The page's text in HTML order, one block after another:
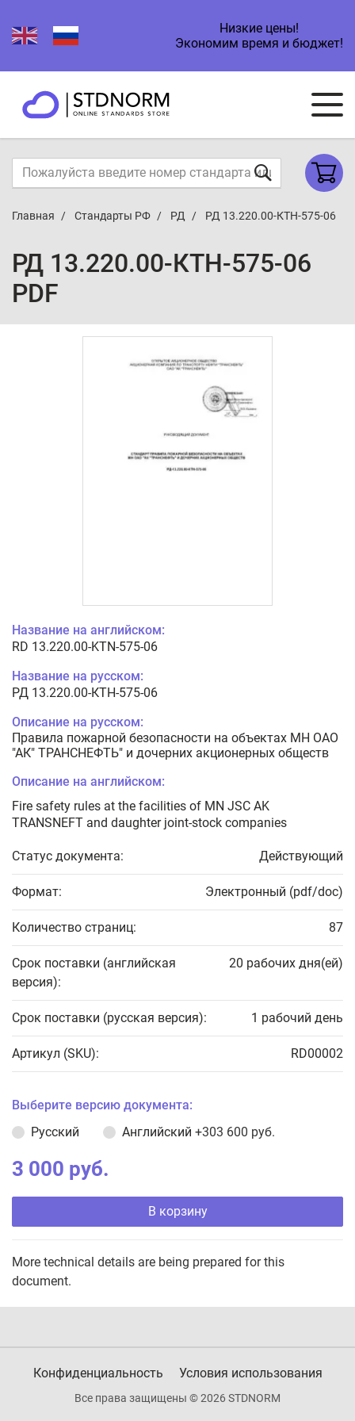
Низкие цены!
Экономим время и бюджет!
Главная Стандарты РФ РД РД 13.220.00-КТН-575-06
РД 13.220.00-КТН-575-06
PDF
Название на английском:
RD 13.220.00-KTN-575-06
Название на русском:
РД 13.220.00-КТН-575-06
Описание на русском:
Правила пожарной безопасности на объектах МН ОАО
"АК" ТРАНСНЕФТЬ" и дочерних акционерных обществ
Описание на английском:
Fire safety rules at the facilities of MN JSC AK
TRANSNEFT and daughter joint-stock companies
Статус документа: Действующий
Формат: Электронный (pdf/doc)
Количество страниц: 87
Срок поставки (английская
версия):
20 рабочих дня(ей)
Срок поставки (русская версия): 1 рабочий день
Артикул (SKU): RD00002
Выберите версию документа:
Русский
Английский +303 600 руб.
3 000 руб.
В корзину
More technical details are being prepared for this
document.
Конфиденциальность Условия использования
Все права защищены © 2026 STDNORM